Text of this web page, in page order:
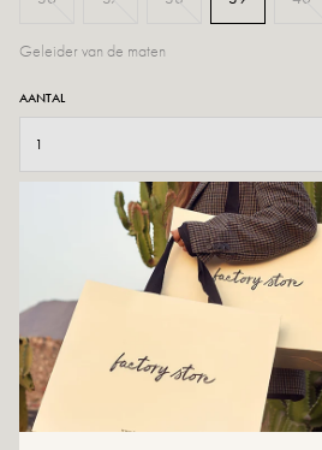
Geleider van de maten
AANTAL
TOEVOEGEN AAN
AAN WENSLIJST
Voor een casual-chique look kies je voor
je klaar om de dag te veroveren.
Beige